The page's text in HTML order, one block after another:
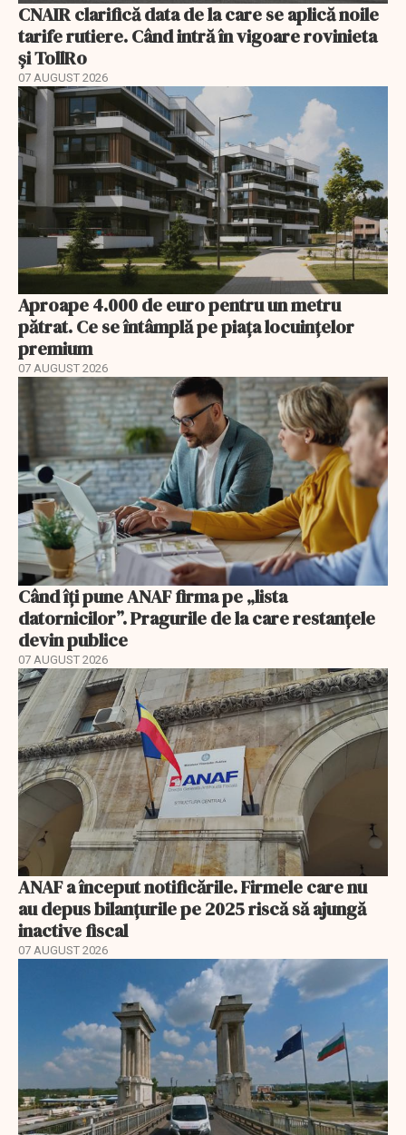
CNAIR clarifică data de la care se aplică noile
tarife rutiere. Când intră în vigoare rovinieta
și TollRo
07 AUGUST 2026
Aproape 4.000 de euro pentru un metru
pătrat. Ce se întâmplă pe piața locuințelor
premium
07 AUGUST 2026
Când îți pune ANAF firma pe „lista
datornicilor”. Pragurile de la care restanțele
devin publice
07 AUGUST 2026
ANAF a început notificările. Firmele care nu
au depus bilanțurile pe 2025 riscă să ajungă
inactive fiscal
07 AUGUST 2026